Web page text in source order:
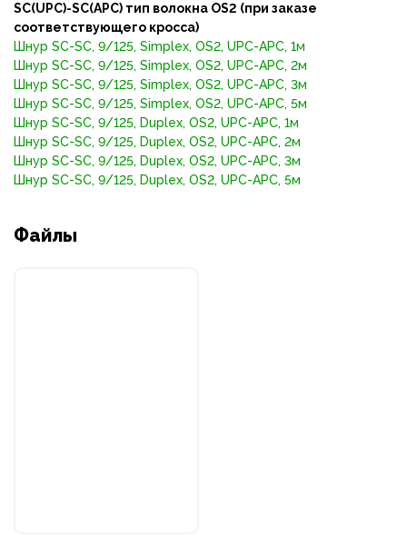
SC(UPC)-SC(APC) тип волокна OS2 (при заказе
соответствующего кросса)
Шнур SC-SC, 9/125, Simplex, OS2, UPC-APC, 1м
Шнур SC-SC, 9/125, Simplex, OS2, UPC-APC, 2м
Шнур SC-SC, 9/125, Simplex, OS2, UPC-APC, 3м
Шнур SC-SC, 9/125, Simplex, OS2, UPC-APC, 5м
Шнур SC-SC, 9/125, Duplex, OS2, UPC-APC, 1м
Шнур SC-SC, 9/125, Duplex, OS2, UPC-APC, 2м
Шнур SC-SC, 9/125, Duplex, OS2, UPC-APC, 3м
Шнур SC-SC, 9/125, Duplex, OS2, UPC-APC, 5м
Файлы